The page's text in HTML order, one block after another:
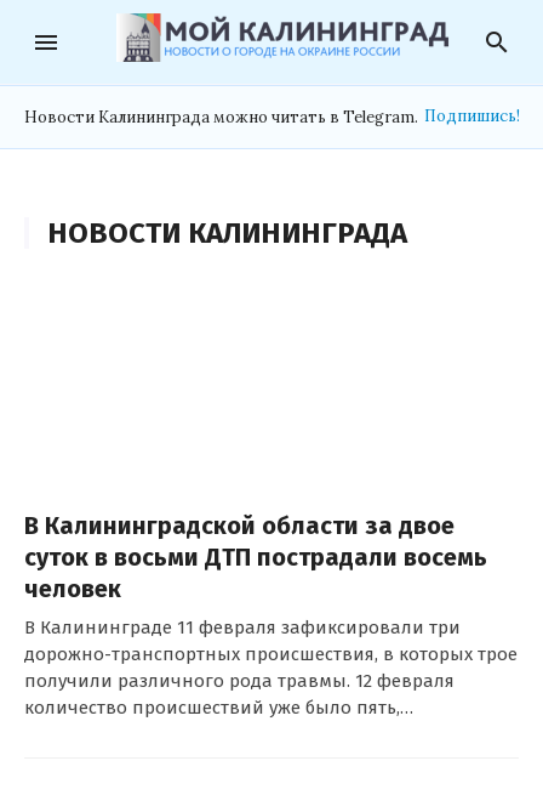
menu search
Новости Калининграда можно читать в Telegram. Подпишись!
НОВОСТИ КАЛИНИНГРАДА
В Калининградской области за двое
суток в восьми ДТП пострадали восемь
человек
В Калининграде 11 февраля зафиксировали три
дорожно-транспортных происшествия, в которых трое
получили различного рода травмы. 12 февраля
количество происшествий уже было пять,…